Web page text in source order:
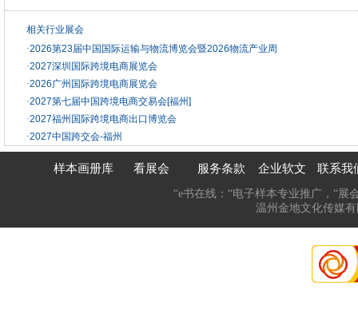
相关行业展会
·2026第23届中国国际运输与物流博览会暨2026物流产业周
·2027深圳国际跨境电商展览会
·2026广州国际跨境电商展览会
·2027第七届中国跨境电商交易会[福州]
·2027福州国际跨境电商出口博览会
·2027中国跨交会-福州
样本画册库 看展会 服务条款 企业软文 联系我
“e书在线：“电子样本专业推广，“展
温州金地文化传媒